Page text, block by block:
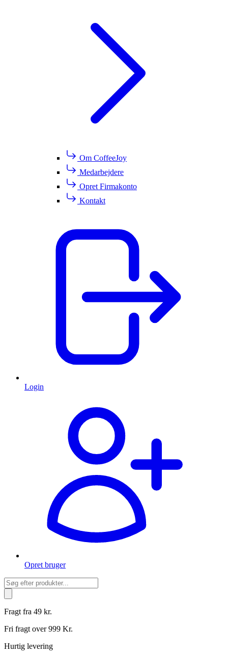
Om CoffeeJoy
Medarbejdere
Opret Firmakonto
Kontakt
Login
Opret bruger
Products
search
Fragt fra 49 kr.
Fri fragt over 999 Kr.
Hurtig levering